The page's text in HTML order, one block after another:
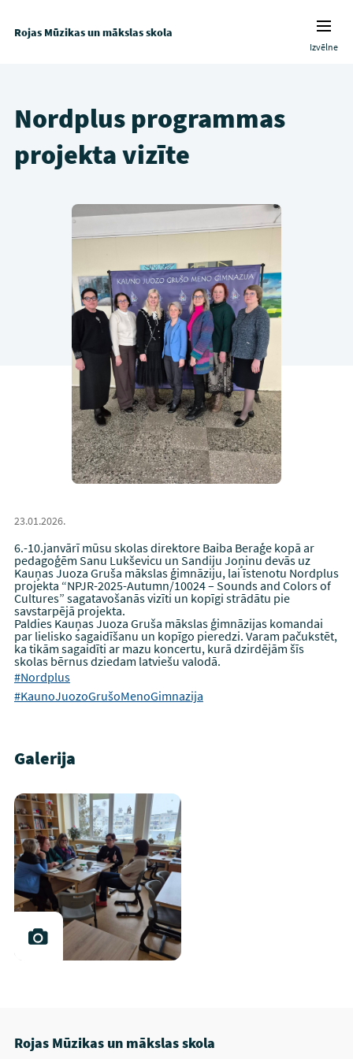
Rojas Mūzikas un mākslas skola
Izvēlne
Nordplus programmas
projekta vizīte
23.01.2026.
6.-10.janvārī mūsu skolas direktore Baiba Beraģe kopā ar
pedagoģēm Sanu Lukševicu un Sandiju Joņinu devās uz
Kauņas Juoza Gruša mākslas ģimnāziju, lai īstenotu Nordplus
projekta “NPJR-2025-Autumn/10024 – Sounds and Colors of
Cultures” sagatavošanās vizīti un kopīgi strādātu pie
savstarpējā projekta.
Paldies Kauņas Juoza Gruša mākslas ģimnāzijas komandai
par lielisko sagaidīšanu un kopīgo pieredzi. Varam pačukstēt,
ka tikām sagaidīti ar mazu koncertu, kurā dzirdējām šīs
skolas bērnus dziedam latviešu valodā.
#Nordplus
#KaunoJuozoGrušoMenoGimnazija
Galerija
Rojas Mūzikas un mākslas skola